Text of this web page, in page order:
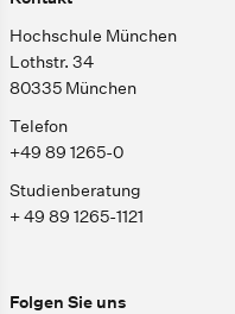
Hochschule München
Lothstr. 34
80335 München
Telefon
+49 89 1265-0
Studienberatung
+ 49 89 1265-1121
Folgen Sie uns